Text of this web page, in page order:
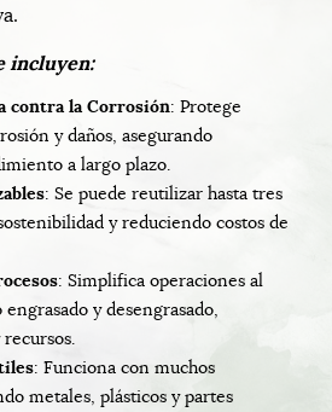
incluyen:
contra la Corrosión: Protege
y daños, asegurando
a largo plazo.
: Se puede reutilizar hasta tres
y reduciendo costos de
: Simplifica operaciones al
y desengrasado,
: Funciona con muchos
metales, plásticos y partes